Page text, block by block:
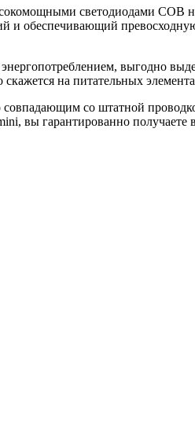
светодиодами
и обеспечивающий
выгодно
на питательных
со штатной
вы гарантированно